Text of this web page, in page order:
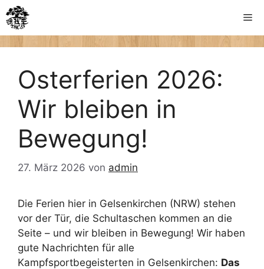
Zum
Inhalt
springen
Osterferien 2026:
Wir bleiben in
Bewegung!
27. März 2026 von admin
Die Ferien hier in Gelsenkirchen (NRW) stehen
vor der Tür, die Schultaschen kommen an die
Seite – und wir bleiben in Bewegung! Wir haben
gute Nachrichten für alle
Kampfsportbegeisterten in Gelsenkirchen: Das